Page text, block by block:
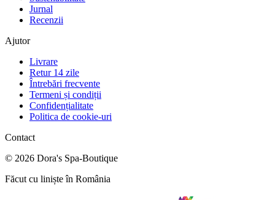
Jurnal
Recenzii
Ajutor
Livrare
Retur 14 zile
Întrebări frecvente
Termeni și condiții
Confidențialitate
Politica de cookie-uri
Contact
© 2026 Dora's Spa-Boutique
Făcut cu liniște în România